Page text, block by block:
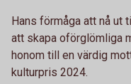
Hans förmåga att nå ut
att skapa oförglömliga
honom till en värdig
kulturpris 2024.